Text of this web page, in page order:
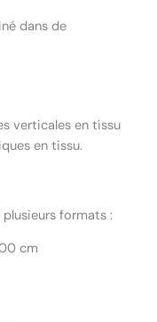
dans de
verticales en tissu
en tissu.
formats :
cm